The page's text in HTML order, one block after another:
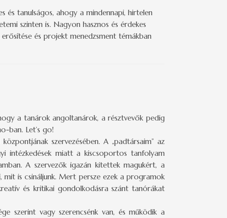
és tanulságos, ahogy a mindennapi, hirtelen
szinten is. Nagyon hasznos és érdekes
és projekt menedzsment témákban
a tanárok angoltanárok, a résztvevők pedig
ban. Let’s go!
szervezésében. A „padtársaim” az
intézkedések miatt a kiscsoportos tanfolyam
A szervezők igazán kitettek magukért, a
is csináljunk. Mert persze ezek a programok
és kritikai gondolkodásra szánt tanórákat
szerint vagy szerencsénk van, és működik a